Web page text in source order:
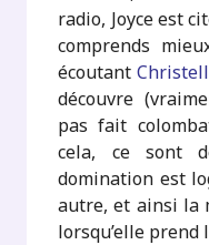
radio, Joyce est
comprends
écoutant
découvre
pas fait
cela, ce sont
domination est
autre, et ainsi la
lorsqu’elle prend